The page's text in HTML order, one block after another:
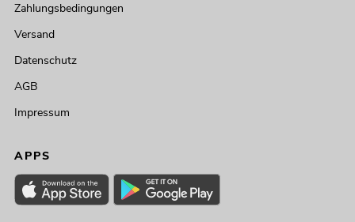
Zahlungsbedingungen
Versand
Datenschutz
AGB
Impressum
APPS